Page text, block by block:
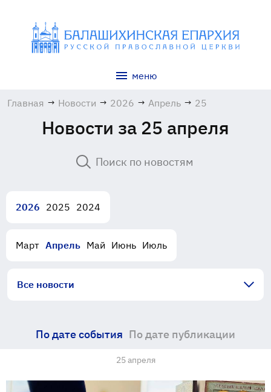
меню
Главная → Новости → 2026 → Апрель → 25
Новости за 25 апреля
2026 2025 2024
Март Апрель Май Июнь Июль
Все новости
По дате события По дате публикации
25 апреля